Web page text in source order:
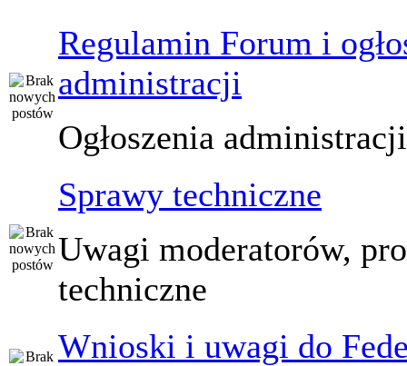
Regulamin Forum i
administracji
Ogłoszenia
Sprawy techniczne
Uwagi moderatorów,
techniczne
Wnioski i uwagi do